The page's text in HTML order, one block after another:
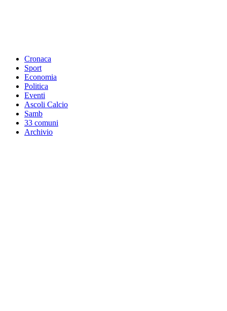
Cronaca
Sport
Economia
Politica
Eventi
Ascoli Calcio
Samb
33 comuni
Archivio